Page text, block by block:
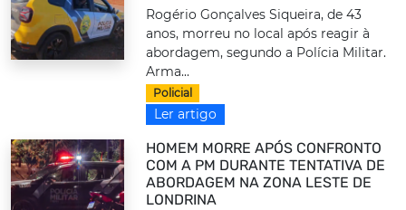
Rogério Gonçalves Siqueira, de 43
anos, morreu no local após reagir à
abordagem, segundo a Polícia Militar.
Arma...
Policial
Ler artigo
HOMEM MORRE APÓS CONFRONTO
COM A PM DURANTE TENTATIVA DE
ABORDAGEM NA ZONA LESTE DE
LONDRINA